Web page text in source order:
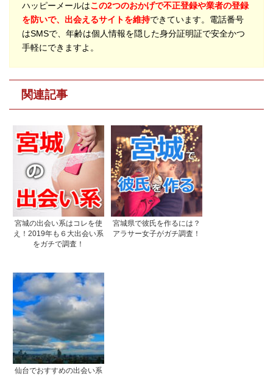
ハッピーメールはこの2つのおかげで不正登録や業者の登録
を防いで、出会えるサイトを維持できています。電話番号
はSMSで、年齢は個人情報を隠した身分証明証で安全かつ
手軽にできますよ。
関連記事
宮城の出会い系はコレを使
え！2019年も６大出会い系
をガチで調査！
宮城県で彼氏を作るには？
アラサー女子がガチ調査！
仙台でおすすめの出会い系